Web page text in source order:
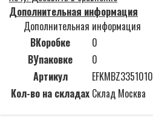
Дополнительная информация
Дополнительная информация
ВКоробке
0
ВУпаковке
0
Артикул
EFKMBZ3351010
Кол-во на складах Склад Москва